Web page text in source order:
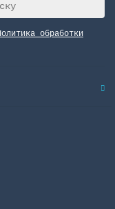
обработки